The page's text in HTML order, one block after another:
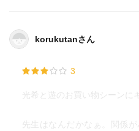
korukutanさん
3
光希と遊のお買い物シーンに
先生はなんだかなぁ。関係